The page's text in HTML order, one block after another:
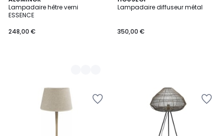
Lampadaire hêtre verni
ESSENCE
248,00 €
Couleurs
Lampadaire diffuseur métal
350,00 €